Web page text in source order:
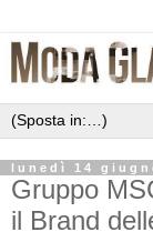
lunedì 14
Gruppo
il Brand